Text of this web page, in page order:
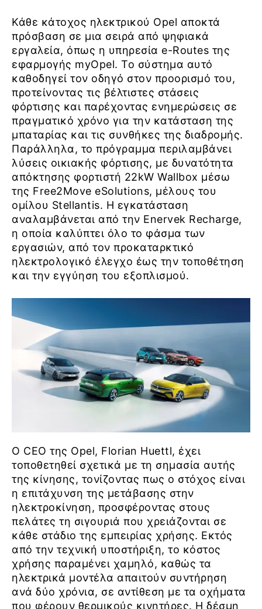
Κάθε κάτοχος ηλεκτρικού Opel αποκτά
πρόσβαση σε μια σειρά από ψηφιακά
εργαλεία, όπως η υπηρεσία e-Routes της
εφαρμογής myOpel. Το σύστημα αυτό
καθοδηγεί τον οδηγό στον προορισμό του,
προτείνοντας τις βέλτιστες στάσεις
φόρτισης και παρέχοντας ενημερώσεις σε
πραγματικό χρόνο για την κατάσταση της
μπαταρίας και τις συνθήκες της διαδρομής.
Παράλληλα, το πρόγραμμα περιλαμβάνει
λύσεις οικιακής φόρτισης, με δυνατότητα
απόκτησης φορτιστή 22kW Wallbox μέσω
της Free2Move eSolutions, μέλους του
ομίλου Stellantis. Η εγκατάσταση
αναλαμβάνεται από την Enervek Recharge,
η οποία καλύπτει όλο το φάσμα των
εργασιών, από τον προκαταρκτικό
ηλεκτρολογικό έλεγχο έως την τοποθέτηση
και την εγγύηση του εξοπλισμού.
Ο CEO της Opel, Florian Huettl, έχει
τοποθετηθεί σχετικά με τη σημασία αυτής
της κίνησης, τονίζοντας πως ο στόχος είναι
η επιτάχυνση της μετάβασης στην
ηλεκτροκίνηση, προσφέροντας στους
πελάτες τη σιγουριά που χρειάζονται σε
κάθε στάδιο της εμπειρίας χρήσης. Εκτός
από την τεχνική υποστήριξη, το κόστος
χρήσης παραμένει χαμηλό, καθώς τα
ηλεκτρικά μοντέλα απαιτούν συντήρηση
ανά δύο χρόνια, σε αντίθεση με τα οχήματα
που φέρουν θερμικούς κινητήρες. Η δέσμη